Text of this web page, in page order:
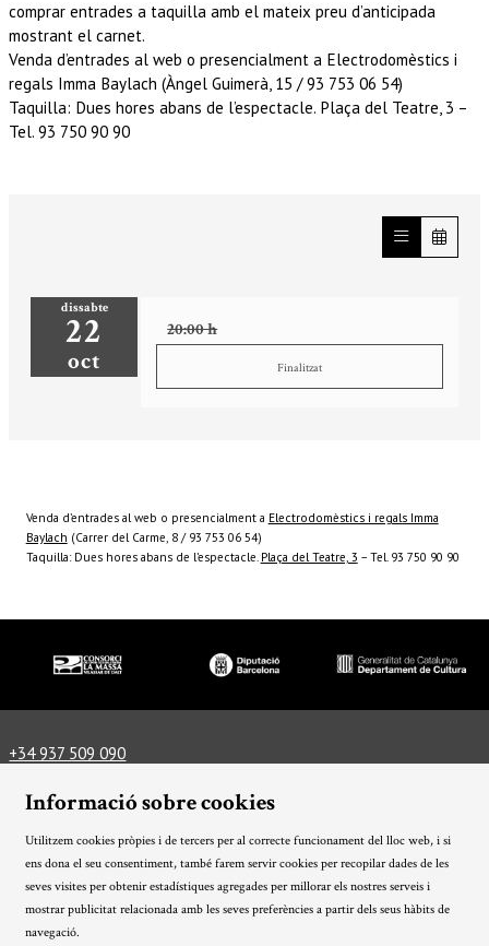
comprar entrades a taquilla amb el mateix preu d’anticipada
mostrant el carnet.
Venda d’entrades al web o presencialment a Electrodomèstics i
regals Imma Baylach (Àngel Guimerà, 15 / 93 753 06 54)
Taquilla: Dues hores abans de l’espectacle. Plaça del Teatre, 3 –
Tel. 93 750 90 90
dissabte
22
oct
20:00 h
Finalitzat
Venda d’entrades al web o presencialment a Electrodomèstics i regals Imma
Baylach (Carrer del Carme, 8 / 93 753 06 54)
Taquilla: Dues hores abans de l’espectacle. Plaça del Teatre, 3 – Tel. 93 750 90 90
Diapositiva 1 de 3
+34 937 509 090
Plaça del Teatre, 3, 08339 Vilassar de Dalt
Com arribar-hi
Informació tècnica
Avís Legal | Ús de Cookies | Política de privacitat |
Condicions generals
| Sitemap | Transparència
Link a instagram
Link a twitter
Informació sobre cookies
Utilitzem cookies pròpies i de tercers per al correcte funcionament del lloc web, i si
ens dona el seu consentiment, també farem servir cookies per recopilar dades de les
seves visites per obtenir estadístiques agregades per millorar els nostres serveis i
mostrar publicitat relacionada amb les seves preferències a partir dels seus hàbits de
navegació.